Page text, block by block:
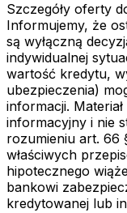
Szczegóły oferty
Informujemy, że
są wyłączną
indywidualnej
wartość kredytu,
ubezpieczenia)
informacji.
informacyjny i nie
rozumieniu art. 66
właściwych
hipotecznego
bankowi
kredytowanej lub